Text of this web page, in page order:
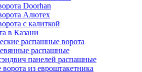
Doorhan
Алютех
с калиткой
в Казани
распашные ворота
распашные
панелей распашные
из евроштакетника